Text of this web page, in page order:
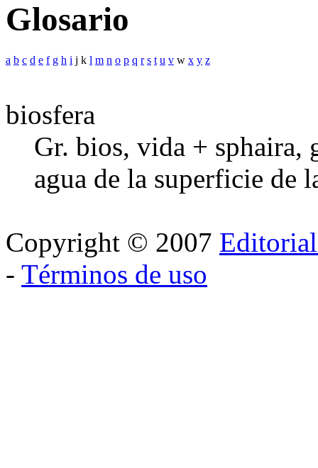
Glosario
a b c d e f g h i j k l m n o p q r s t u v w x y z
biosfera
Gr. bios, vida + sphaira,
agua de la superficie de
Copyright © 2007
- Términos de uso